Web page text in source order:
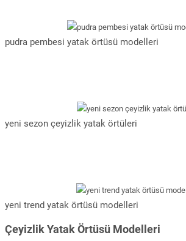
pudra pembesi yatak örtüsü modelleri
yeni sezon çeyizlik yatak örtüleri
yeni trend yatak örtüsü modelleri
Çeyizlik Yatak Örtüsü Modelleri